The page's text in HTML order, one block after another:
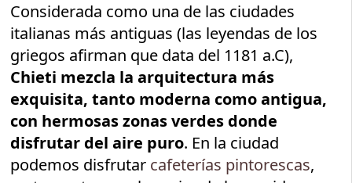
Considerada como una de las ciudades
italianas más antiguas (las leyendas de los
griegos afirman que data del 1181 a.C),
Chieti mezcla la arquitectura más
exquisita, tanto moderna como antigua,
con hermosas zonas verdes donde
disfrutar del aire puro. En la ciudad
podemos disfrutar cafeterías pintorescas,